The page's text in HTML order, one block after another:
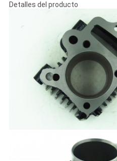
Detalles del producto